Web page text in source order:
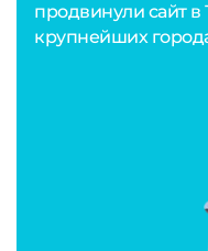
продвинули сайт
крупнейших